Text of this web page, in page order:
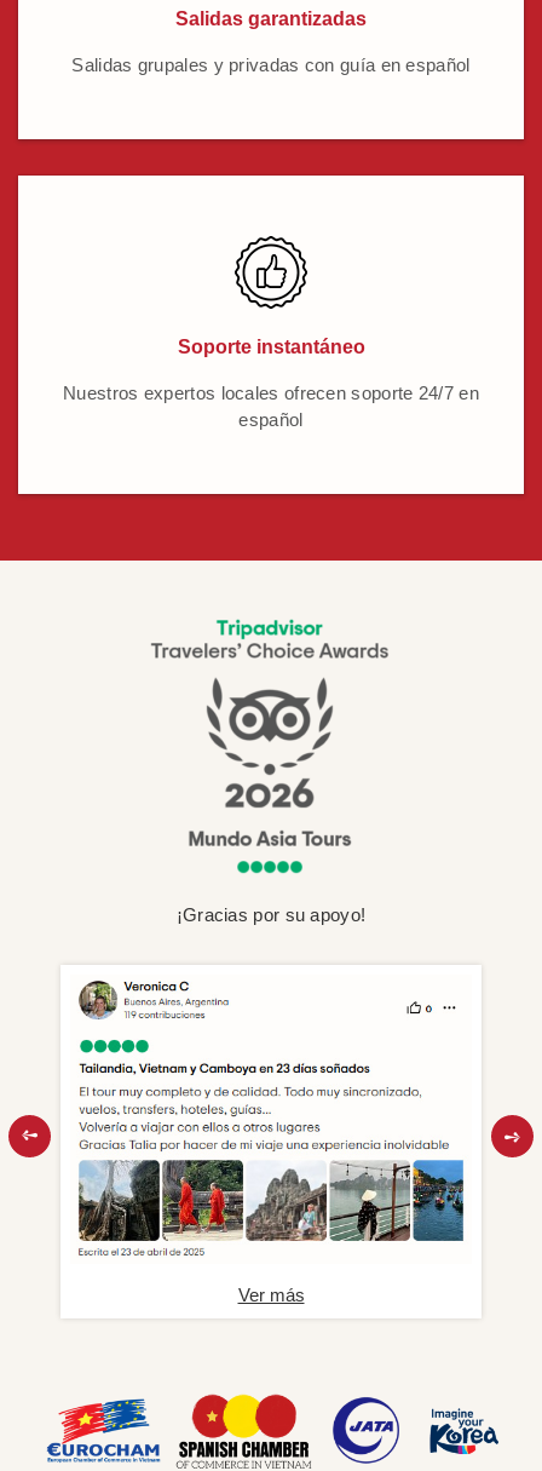
Salidas garantizadas
Salidas grupales y privadas con guía en español
Soporte instantáneo
Nuestros expertos locales ofrecen soporte 24/7 en
español
¡Gracias por su apoyo!
Ver más